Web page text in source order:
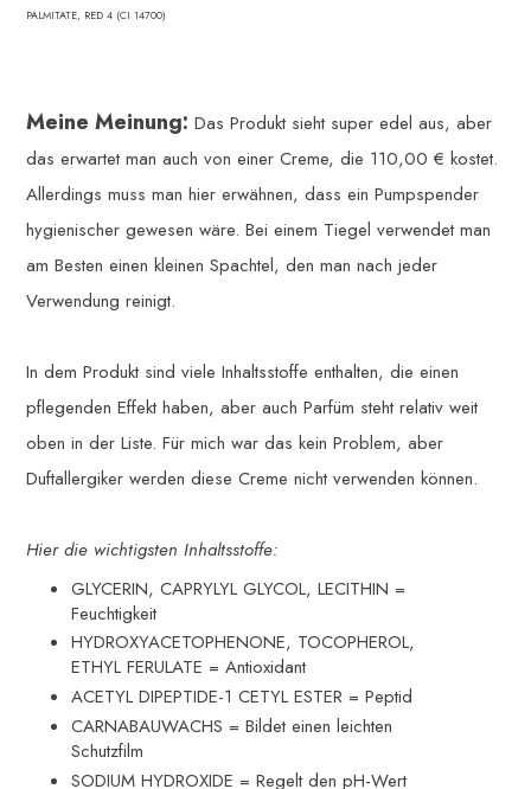
PALMITATE, RED 4 (CI 14700)
Meine Meinung:Das Produkt sieht super edel aus, aber
das erwartet man auch von einer Creme, die 110,00 € kostet.
Allerdings muss man hier erwähnen, dass ein Pumpspender
hygienischer gewesen wäre. Bei einem Tiegel verwendet man
am Besten einen kleinen Spachtel, den man nach jeder
Verwendung reinigt.
In dem Produkt sind viele Inhaltsstoffe enthalten, die einen
pflegenden Effekt haben, aber auch Parfüm steht relativ weit
oben in der Liste. Für mich war das kein Problem, aber
Duftallergiker werden diese Creme nicht verwenden können.
Hier die wichtigsten Inhaltsstoffe:
GLYCERIN, CAPRYLYL GLYCOL, LECITHIN =
Feuchtigkeit
HYDROXYACETOPHENONE, TOCOPHEROL,
ETHYL FERULATE = Antioxidant
ACETYL DIPEPTIDE-1 CETYL ESTER = Peptid
CARNABAUWACHS = Bildet einen leichten
Schutzfilm
SODIUM HYDROXIDE = Regelt den pH-Wert